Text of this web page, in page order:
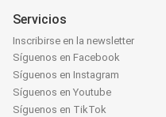
Servicios
Inscribirse en la newsletter
Síguenos en Facebook
Síguenos en Instagram
Síguenos en Youtube
Síguenos en TikTok